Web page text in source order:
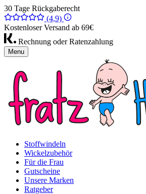
30 Tage Rückgaberecht
(4,9)
Kostenloser Versand ab 69€
Rechnung oder Ratenzahlung
Menu
Stoffwindeln
Wickelzubehör
Für die Frau
Gutscheine
Unsere Marken
Ratgeber